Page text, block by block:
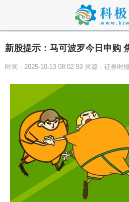
新股提示：马可波罗今日申购
时间：2025-10-13 08:02:59 来源：证券时